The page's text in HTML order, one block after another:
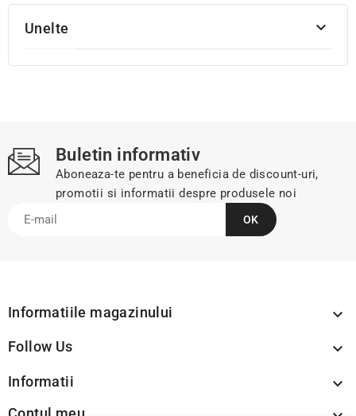
Unelte 
Buletin informativ
Aboneaza-te pentru a beneficia de discount-uri,
promotii si informatii despre produsele noi
Informatiile magazinului 
Follow Us 
Informatii 